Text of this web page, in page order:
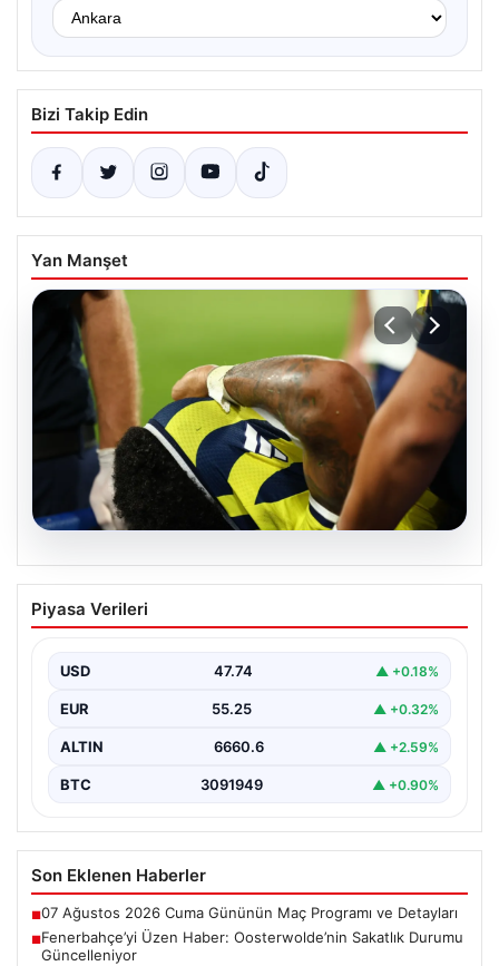
Bizi Takip Edin
Yan Manşet
06.08.2026
Fenerbahçe’yi Üzen Haber:
Oosterwolde’nin Sakatlık Durumu
Fenerbahçe futbol ailesi, geçtiğimiz günlerde oynanan
Piyasa Verileri
USD 47.74 ▲ +0.18%
EUR 55.25 ▲ +0.32%
ALTIN 6660.6 ▲ +2.59%
BTC 3091949 ▲ +0.90%
Son Eklenen Haberler
■07 Ağustos 2026 Cuma Gününün Maç Programı ve Detayları
■Fenerbahçe’yi Üzen Haber: Oosterwolde’nin Sakatlık Durumu
Güncelleniyor